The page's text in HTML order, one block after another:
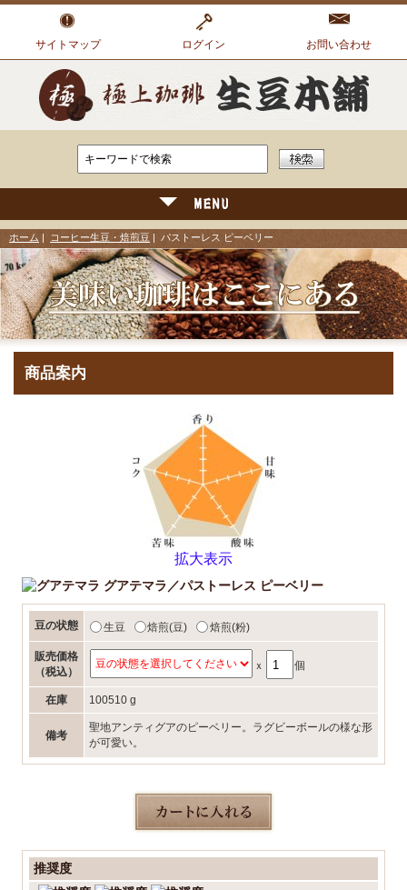
サイトマップ ログイン お問い合わせ
ホーム コーヒー生豆・焙煎豆 | パストーレス ピーベリー
商品案内
拡大表示
グアテマラ／パストーレス ピーベリー
豆の状態 生豆 焙煎(豆) 焙煎(粉)
販売価格
（税込）
ｘ 個
在庫 100510 g
備考
聖地アンティグアのピーベリー。ラグビーボールの様な形
が可愛い。
推奨度